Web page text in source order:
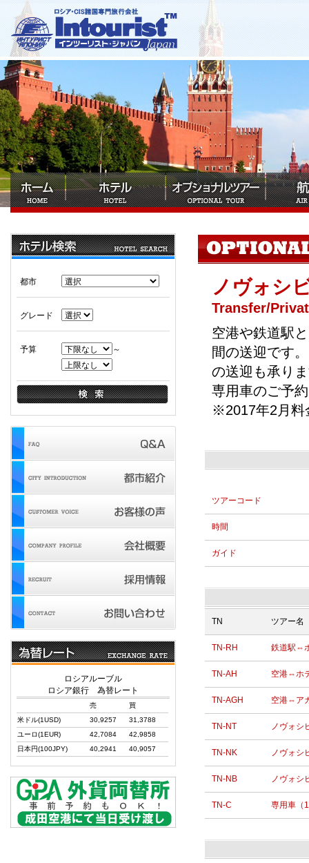
ノヴォシ
Transfer/
空港や鉄道駅
間の送迎です
の送迎も承り
専用車のご予
※2017年2月料
ツアーコード
時間
ガイド
TN ツアー名
TN-RH 鉄道駅⇔
TN-AH 空港⇔ホ
TN-AGH 空港⇔ア
TN-NT ノヴォシ
TN-NK ノヴォシ
TN-NB ノヴォシ
TN-C 専用車（
都市
グレード
予算 ～
ロシアルーブル
ロシア銀行 為替レート
売
買
米ドル(1USD)
30,9257
31,3788
ユーロ(1EUR)
42,7084
42,9858
日本円(100JPY)
40,2941 40,9057